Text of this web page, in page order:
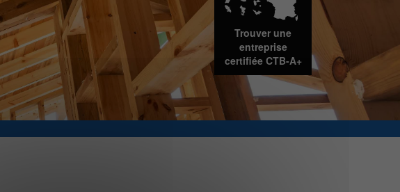
Trouver une
entreprise
certifiée CTB-A+